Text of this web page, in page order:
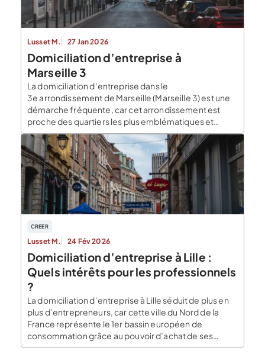
Lusset M. 27 Jan 2026
Domiciliation d’entreprise à
Marseille 3
La domiciliation d’entreprise dans le
3e arrondissement de Marseille (Marseille 3) est une
démarche fréquente, car cet arrondissement est
proche des quartiers les plus emblématiques et
vivants de la ville, notamment Le Vieux-Port et Le
Panier. Domiciliez votre société à Marseille à partir de
25€/mois Qu’est-ce qu’une domiciliation
d’entreprise ? La domiciliation d’une entreprise
consiste à définir […]
CREER
Lusset M. 24 Fév 2026
Domiciliation d’entreprise à Lille :
Quels intérêts pour les professionnels
?
La domiciliation d’entreprise à Lille séduit de plus en
plus d’entrepreneurs, car cette ville du Nord de la
France représente le 1er bassin européen de
consommation grâce au pouvoir d’achat de ses
habitants. Qu’il y a-t-il à savoir à propos de la ville de